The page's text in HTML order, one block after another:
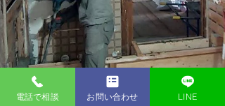
電話で相談 お問い合わせ LINE